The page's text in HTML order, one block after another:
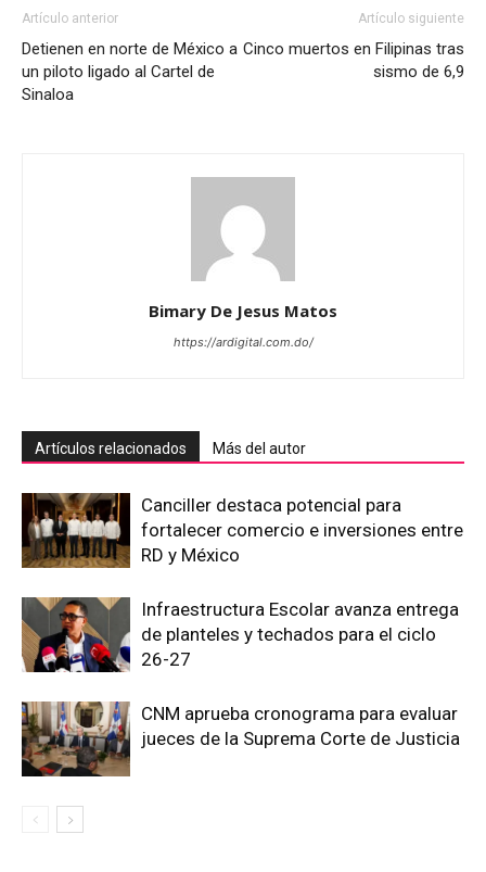
Artículo anterior
Detienen en norte de México a
un piloto ligado al Cartel de
Sinaloa
Artículo siguiente
Cinco muertos en Filipinas tras
sismo de 6,9
Bimary De Jesus Matos
https://ardigital.com.do/
Artículos relacionados Más del autor
Canciller destaca potencial para
fortalecer comercio e inversiones entre
RD y México
Infraestructura Escolar avanza entrega
de planteles y techados para el ciclo
26-27
CNM aprueba cronograma para evaluar
jueces de la Suprema Corte de Justicia